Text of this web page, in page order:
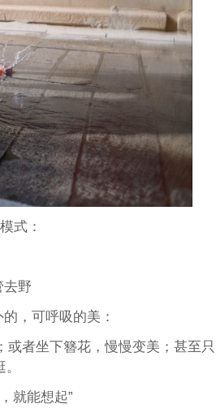
式：
去野
，可呼吸的美：
者坐下簪花，慢慢变美；甚至只
就能想起”